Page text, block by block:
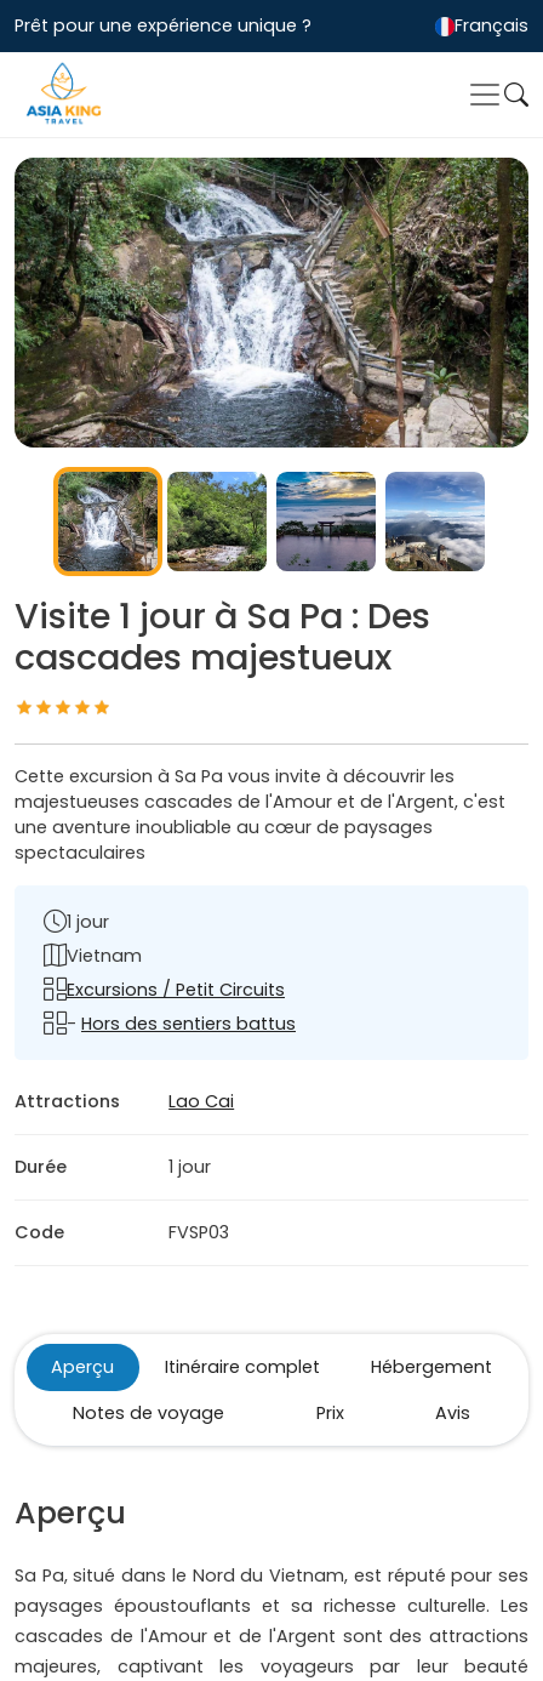
Prêt pour une expérience unique ? Français
Visite 1 jour à Sa Pa : Des
cascades majestueux
Cette excursion à Sa Pa vous invite à découvrir les
majestueuses cascades de l'Amour et de l'Argent, c'est
une aventure inoubliable au cœur de paysages
spectaculaires
1 jour
Vietnam
Excursions / Petit Circuits
- Hors des sentiers battus
Attractions Lao Cai
Durée 1 jour
Code FVSP03
Aperçu Itinéraire complet
Hébergement
Notes de voyage
Prix Avis
Aperçu
Sa Pa, situé dans le Nord du Vietnam, est réputé pour ses
paysages époustouflants et sa richesse culturelle. Les
cascades de l'Amour et de l'Argent sont des attractions
majeures, captivant les voyageurs par leur beauté